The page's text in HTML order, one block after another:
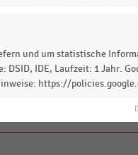
und um statistische
DSID, IDE, Laufzeit: 1 Jahr.
https://